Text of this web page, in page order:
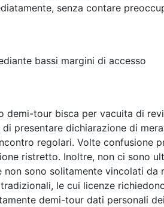
senza contare
bassi margini di accesso
tour bisca per vacuita di
presentare dichiarazione di
regolari. Volte confusione
ristretto. Inoltre, non ci sono
sono solitamente vincolati da
le cui licenze
demi-tour dati personali